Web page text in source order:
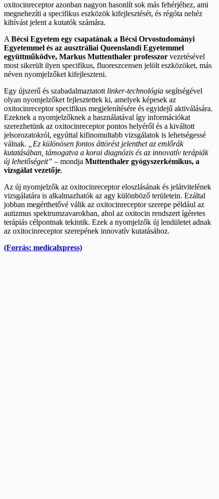
oxitocinreceptor azonban nagyon hasonlít sok más fehérjéhez, ami
megnehezíti a specifikus eszközök kifejlesztését, és régóta nehéz
kihívást jelent a kutatók számára.
A Bécsi Egyetem egy csapatának a Bécsi Orvostudományi
Egyetemmel és az ausztráliai Queenslandi Egyetemmel
együttműködve, Markus Muttenthaler professzor vezetésével
most sikerült ilyen specifikus, fluoreszcensen jelölt eszközöket, más
néven nyomjelzőket kifejleszteni.
Egy újszerű és szabadalmaztatott linker-technológia segítségével
olyan nyomjelzőket fejlesztettek ki, amelyek képesek az
oxitocinreceptor specifikus megjelenítésére és egyidejű aktiválására.
Ezeknek a nyomjelzőknek a használatával így információkat
szerezhetünk az oxitocinreceptor pontos helyéről és a kiváltott
jelsorozatokról, egyúttal kifinomultabb vizsgálatok is lehetségessé
válnak.
„Ez különösen fontos áttörést jelenthet az emlőrák
kutatásában, támogatva a korai diagnózis és az innovatív terápiák
új lehetőségeit” – mondja Muttenthaler gyógyszerkémikus, a
vizsgálat vezetője.
Az új nyomjelzők az oxitocinreceptor eloszlásának és jelátvitelének
vizsgálatára is alkalmazhatók az agy különböző területein. Ezáltal
jobban megérthetővé válik az oxitocinreceptor szerepe például az
autizmus spektrumzavarokban, ahol az oxitocin rendszert ígéretes
terápiás célpontnak tekintik. Ezek a nyomjelzők új lendületet adnak
az oxitocinreceptor szerepének innovatív kutatásához.
(Forrás: medicalxpress)